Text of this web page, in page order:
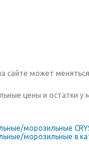
сайте может
цены и остатки
морозильные
морозильные в